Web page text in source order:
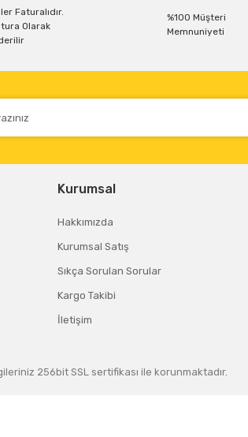
Faturalıdır.
Olarak
%100 Müşteri
Memnuniyeti
Kurumsal
Hakkımızda
Kurumsal Satış
Sıkça Sorulan Sorular
Kargo Takibi
İletişim
256bit SSL sertifikası ile korunmaktadır.